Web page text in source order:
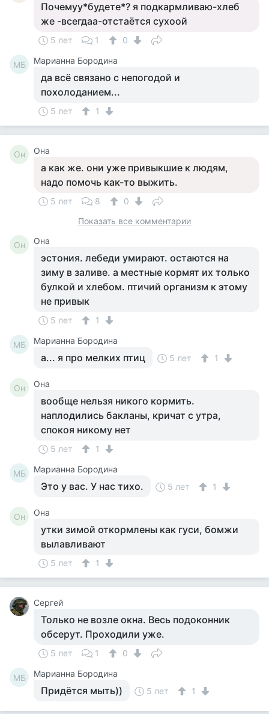
Почемуу*будете*? я подкармливаю-хлеб
же -всегдаа-отстаётся сухоой
5 лет 1 0
МБ Марианна Бородина
да всё связано с непогодой и
похолоданием...
5 лет 1
Он Она
а как же. они уже привыкшие к людям,
надо помочь как-то выжить.
5 лет 8
0
Показать все комментарии
Он Она
эстония. лебеди умирают. остаются на
зиму в заливе. а местные кормят их только
булкой и хлебом. птичий организм к этому
не привык
5 лет 1
МБ Марианна Бородина
а... я про мелких птиц 5 лет 1
Он Она
вообще нельзя никого кормить.
наплодились бакланы, кричат с утра,
спокоя никому нет
5 лет 1
МБ Марианна Бородина
Это у вас. У нас тихо. 5 лет 1
Он Она
утки зимой откормлены как гуси, бомжи
вылавливают
5 лет 1
Сергей
Только не возле окна. Весь подоконник
обсерут. Проходили уже.
5 лет 1 0
МБ Марианна Бородина
Придётся мыть)) 5 лет 1